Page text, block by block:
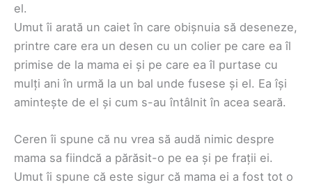
el.
Umut îi arată un caiet în care obișnuia să deseneze,
printre care era un desen cu un colier pe care ea îl
primise de la mama ei și pe care ea îl purtase cu
mulți ani în urmă la un bal unde fusese și el. Ea își
amintește de el și cum s-au întâlnit în acea seară.
Ceren îi spune că nu vrea să audă nimic despre
mama sa fiindcă a părăsit-o pe ea și pe frații ei.
Umut îi spune că este sigur că mama ei a fost tot o